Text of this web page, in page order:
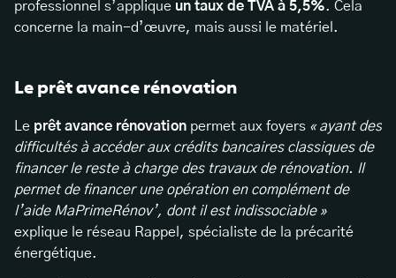
professionnel s’applique un taux de TVA à 5,5%. Cela
concerne la main-d’œuvre, mais aussi le matériel.
Le prêt avance rénovation
Le prêt avance rénovation permet aux foyers « ayant des
difficultés à accéder aux crédits bancaires classiques de
financer le reste à charge des travaux de rénovation. Il
permet de financer une opération en complément de
l’aide MaPrimeRénov’, dont il est indissociable »
explique le réseau Rappel, spécialiste de la précarité
énergétique.